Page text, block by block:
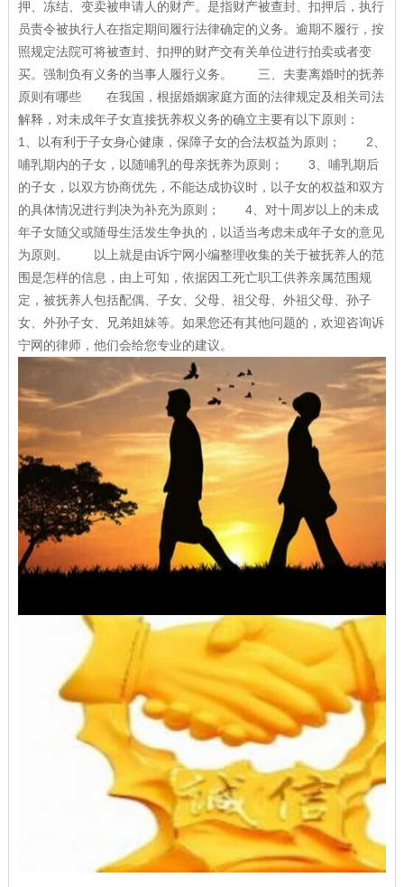
押、冻结、变卖被申请人的财产。是指财产被查封、扣押后，执行
员责令被执行人在指定期间履行法律确定的义务。逾期不履行，按
照规定法院可将被查封、扣押的财产交有关单位进行拍卖或者变
买。强制负有义务的当事人履行义务。 三、夫妻离婚时的抚养
原则有哪些 在我国，根据婚姻家庭方面的法律规定及相关司法
解释，对未成年子女直接抚养权义务的确立主要有以下原则：
1、以有利于子女身心健康，保障子女的合法权益为原则； 2、
哺乳期内的子女，以随哺乳的母亲抚养为原则； 3、哺乳期后
的子女，以双方协商优先，不能达成协议时，以子女的权益和双方
的具体情况进行判决为补充为原则； 4、对十周岁以上的未成
年子女随父或随母生活发生争执的，以适当考虑未成年子女的意见
为原则。 以上就是由诉宁网小编整理收集的关于被抚养人的范
围是怎样的信息，由上可知，依据因工死亡职工供养亲属范围规
定，被抚养人包括配偶、子女、父母、祖父母、外祖父母、孙子
女、外孙子女、兄弟姐妹等。如果您还有其他问题的，欢迎咨询诉
宁网的律师，他们会给您专业的建议。